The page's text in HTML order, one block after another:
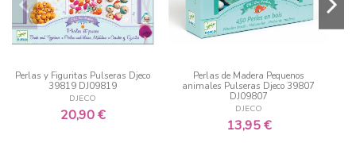
Kit Perlas Daqrlene Souza 105807
SOUZA
7,99 €
Set Maquillaje con Tocador Fantasy
Store 17-0924
FANTASY SELECTION
32,99 €